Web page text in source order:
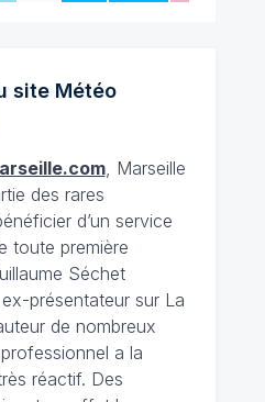
site Météo
, Marseille
des rares
d’un service
toute première
Séchet
présentateur sur La
de nombreux
a la
réactif. Des